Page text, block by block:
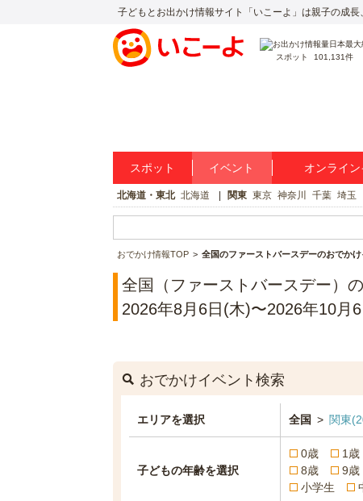
子どもとお出かけ情報サイト「いこーよ」は親子の成長
スポット 101,131件
スポット イベント オンライン
北海道・東北 北海道 関東 東京 神奈川 千葉 埼玉
おでかけ情報TOP 全国のファーストバースデーのおでかけ
全国（ファーストバースデー）
2026年8月6日(木)〜2026年10月
おでかけイベント検索
エリアを選択 全国 > 関東
子どもの年齢を選択
0歳 1歳
8歳
9歳
小学生